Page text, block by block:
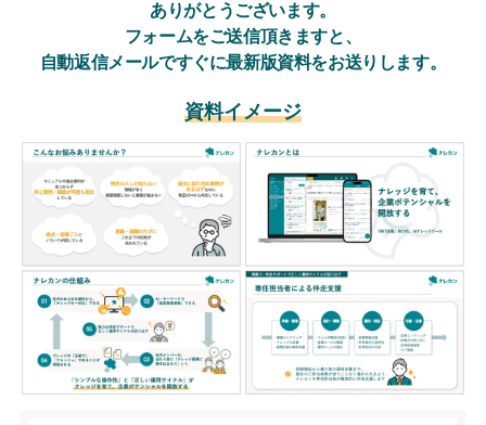
セキュリティ
よくある質問
資料ダウンロード
無料トライアル
ログイン
ありがとうございます。
フォームをご送信頂きますと、
自動返信メールですぐに最新版資料をお送りします。
資料イメージ